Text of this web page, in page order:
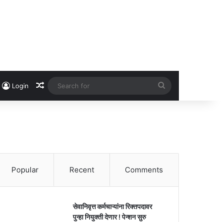
Login Random Article
for
Popular Recent Comments
सेवानिवृत्त कर्मचाऱ्यांना रिक्तपदावर
पुन्हा नियुक्ती देणार ! पेन्शन सुरु